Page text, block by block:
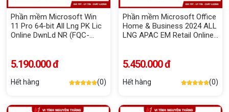
Phần mềm Microsoft Win
11 Pro 64-bit All Lng PK Lic
Online DwnLd NR (FQC-
5.190.000 đ
Hết hàng (0)
Phần mềm Microsoft Office
Home & Business 2024 ALL
LNG APAC EM Retail Online
5.450.000 đ
Hết hàng (0)